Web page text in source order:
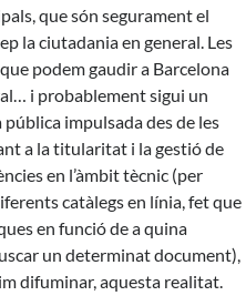
que són segurament el
la ciutadania en general. Les
podem gaudir a Barcelona
i probablement sigui un
impulsada des de les
a la titularitat i la gestió de
en l’àmbit tècnic (per
catàlegs en línia, fet que
en funció de a quina
un determinat document),
difuminar, aquesta realitat.